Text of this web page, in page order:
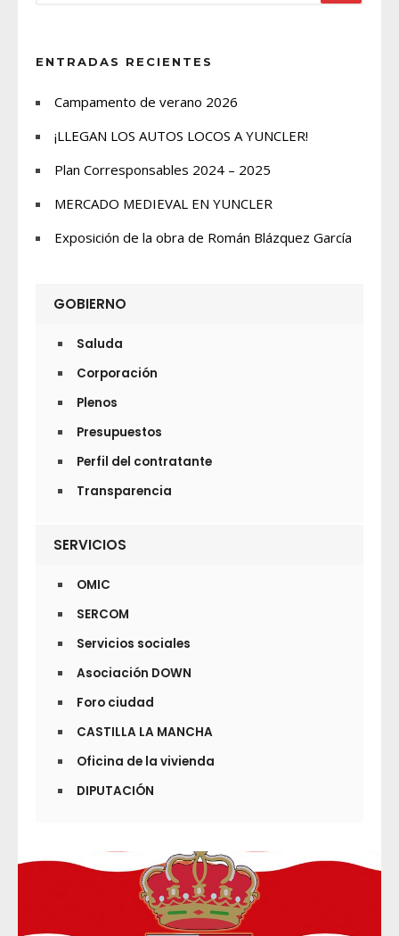
ENTRADAS RECIENTES
Campamento de verano 2026
¡LLEGAN LOS AUTOS LOCOS A YUNCLER!
Plan Corresponsables 2024 – 2025
MERCADO MEDIEVAL EN YUNCLER
Exposición de la obra de Román Blázquez García
GOBIERNO
Saluda
Corporación
Plenos
Presupuestos
Perfil del contratante
Transparencia
SERVICIOS
OMIC
SERCOM
Servicios sociales
Asociación DOWN
Foro ciudad
CASTILLA LA MANCHA
Oficina de la vivienda
DIPUTACIÓN